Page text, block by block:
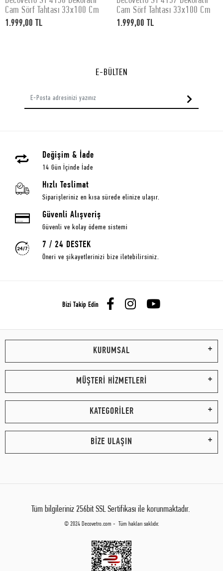
SEPETE EKLE
Cam Sörf Tahtası 33x100 Cm
1.999,00 TL
SEPETE EKLE
Cam Sörf Tahtası 33x100 Cm
1.999,00 TL
E-BÜLTEN
Değişim & İade
14 Gün İçinde İade
Hızlı Teslimat
Siparişleriniz en kısa sürede elinize ulaşır.
Güvenli Alışveriş
Güvenli ve kolay ödeme sistemi
7 / 24 DESTEK
Öneri ve şikayetlerinizi bize iletebilirsiniz.
Bizi Takip Edin
KURUMSAL
MÜŞTERİ HİZMETLERİ
KATEGORİLER
BİZE ULAŞIN
Tüm bilgileriniz 256bit SSL Sertifikası ile korunmaktadır.
© 2024 Decovetro.com - Tüm hakları saklıdır.